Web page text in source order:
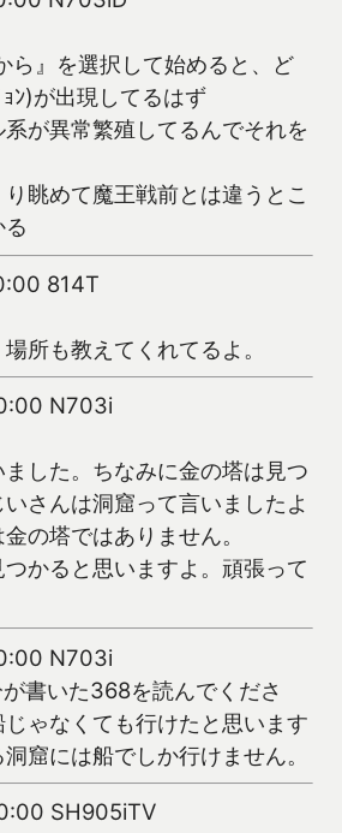
ら』を選択して始めると、ど
ﾝ)が出現してるはず
が異常繁殖してるんでそれを
眺めて魔王戦前とは違うとこ
814T
所も教えてくれてるよ。
N703i
した。ちなみに金の塔は見つ
さんは洞窟って言いましたよ
の塔ではありません。
かると思いますよ。頑張って
N703i
書いた368を読んでくださ
ゃなくても行けたと思います
窟には船でしか行けません。
SH905iTV